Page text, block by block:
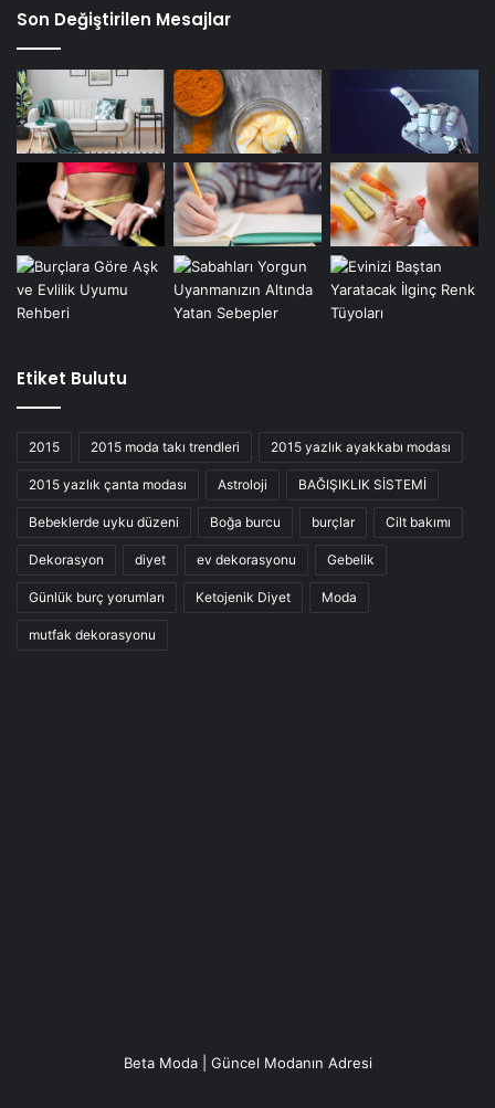
Son Değiştirilen Mesajlar
Etiket Bulutu
2015 2015 moda takı trendleri 2015 yazlık ayakkabı modası
2015 yazlık çanta modası Astroloji BAĞIŞIKLIK SİSTEMİ
Bebeklerde uyku düzeni Boğa burcu burçlar Cilt bakımı
Dekorasyon diyet ev dekorasyonu Gebelik
Günlük burç yorumları Ketojenik Diyet Moda
mutfak dekorasyonu
Beta Moda | Güncel Modanın Adresi